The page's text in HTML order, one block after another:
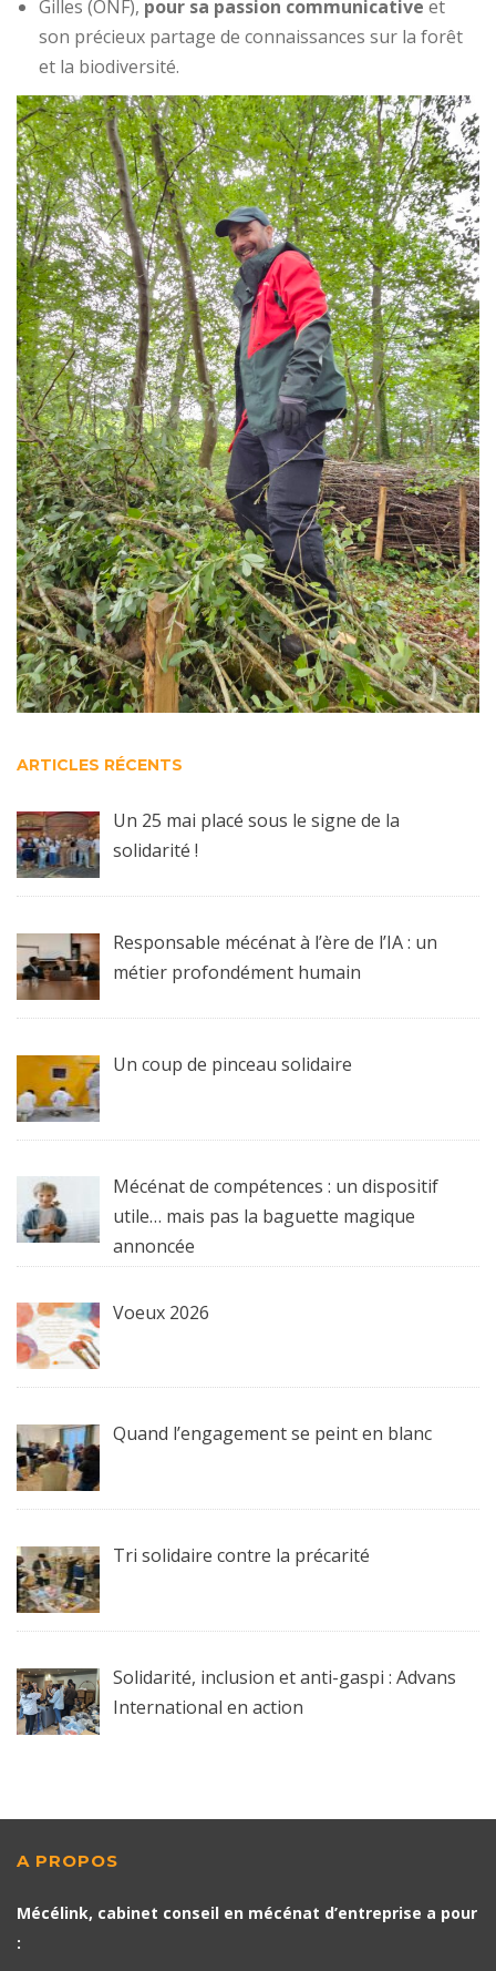
Gilles (ONF), pour sa passion communicative et
son précieux partage de connaissances sur la forêt
et la biodiversité.
ARTICLES RÉCENTS
Un 25 mai placé sous le signe de la
solidarité !
Responsable mécénat à l’ère de l’IA : un
métier profondément humain
Un coup de pinceau solidaire
Mécénat de compétences : un dispositif
utile… mais pas la baguette magique
annoncée
Voeux 2026
Quand l’engagement se peint en blanc
Tri solidaire contre la précarité
Solidarité, inclusion et anti-gaspi : Advans
International en action
A PROPOS
Mécélink, cabinet conseil en mécénat d’entreprise a pour
: